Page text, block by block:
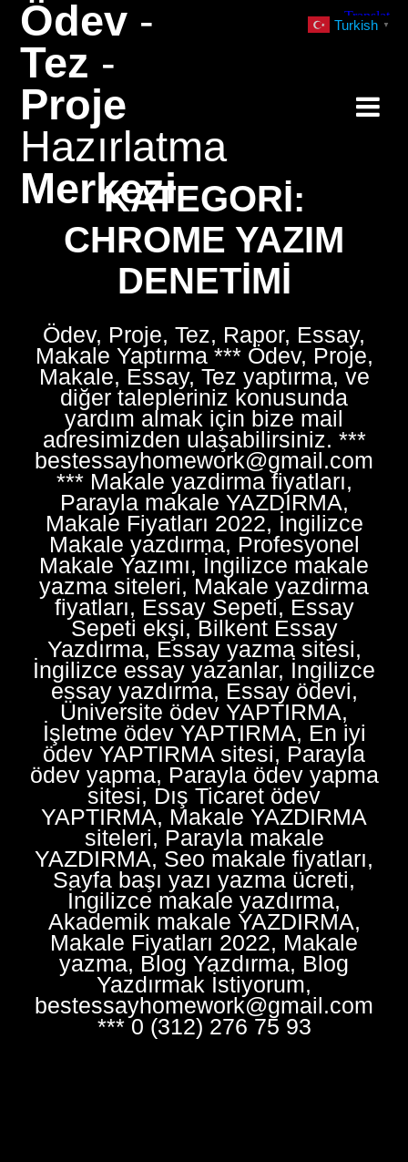
Ödev -
Tez -
Proje
Hazırlatma
MerkeziKATEGORI:
CHROME YAZIM
DENETIMI
Ödev, Proje, Tez, Rapor, Essay,
Makale Yaptırma *** Ödev, Proje,
Makale, Essay, Tez yaptırma, ve
diğer talepleriniz konusunda
yardım almak için bize mail
adresimizden ulaşabilirsiniz. ***
bestessayhomework@gmail.com
*** Makale yazdirma fiyatları,
Parayla makale YAZDIRMA,
Makale Fiyatları 2022, İngilizce
Makale yazdırma, Profesyonel
Makale Yazımı, İngilizce makale
yazma siteleri, Makale yazdirma
fiyatları, Essay Sepeti, Essay
Sepeti ekşi, Bilkent Essay
Yazdırma, Essay yazma sitesi,
İngilizce essay yazanlar, İngilizce
essay yazdırma, Essay ödevi,
Üniversite ödev YAPTIRMA,
İşletme ödev YAPTIRMA, En iyi
ödev YAPTIRMA sitesi, Parayla
ödev yapma, Parayla ödev yapma
sitesi, Dış Ticaret ödev
YAPTIRMA, Makale YAZDIRMA
siteleri, Parayla makale
YAZDIRMA, Seo makale fiyatları,
Sayfa başı yazı yazma ücreti,
İngilizce makale yazdırma,
Akademik makale YAZDIRMA,
Makale Fiyatları 2022, Makale
yazma, Blog Yazdırma, Blog
Yazdırmak İstiyorum,
bestessayhomework@gmail.com
*** 0 (312) 276 75 93
Turkish ▼